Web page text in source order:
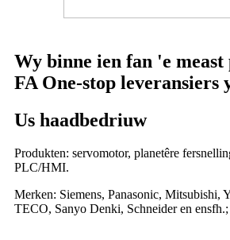
Wy binne ien fan 'e meast
FA One-stop leveransiers
Us haadbedriuw
Produkten: servomotor, planetêre
PLC/HMI.
Merken: Siemens, Panasonic, Mitsubishi,
TECO, Sanyo Denki, Schneider en ensfh.;